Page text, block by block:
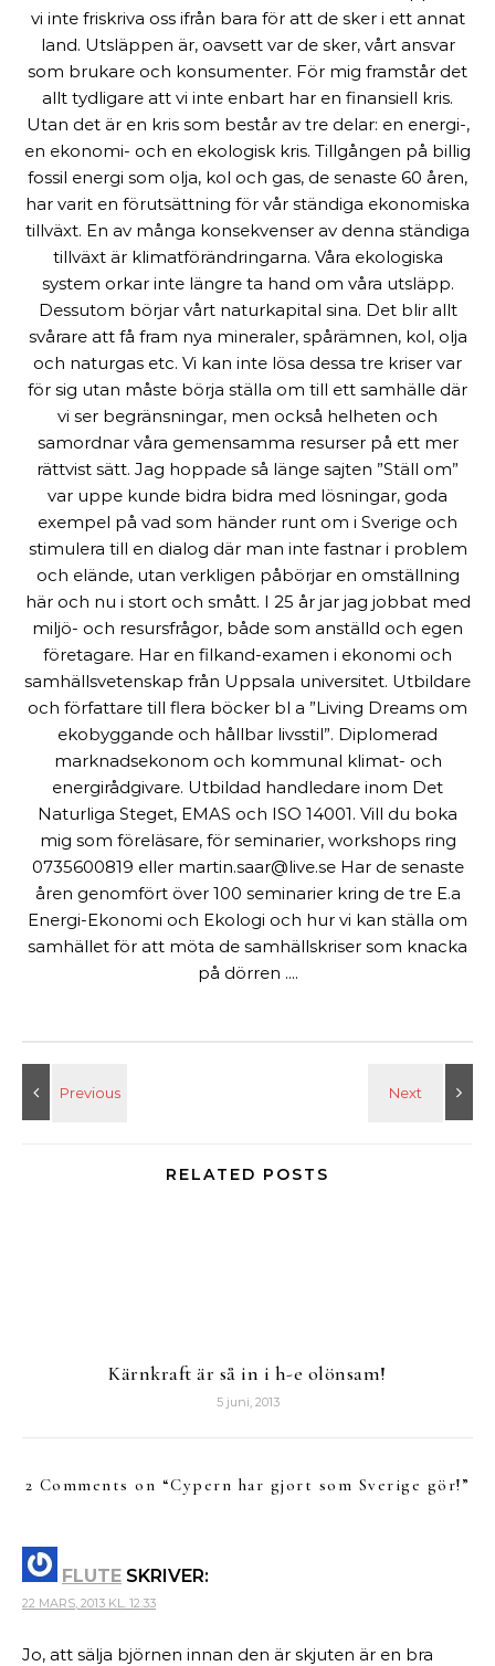
vi inte friskriva oss ifrån bara för att de sker i ett annat
land. Utsläppen är, oavsett var de sker, vårt ansvar
som brukare och konsumenter. För mig framstår det
allt tydligare att vi inte enbart har en finansiell kris.
Utan det är en kris som består av tre delar: en energi-,
en ekonomi- och en ekologisk kris. Tillgången på billig
fossil energi som olja, kol och gas, de senaste 60 åren,
har varit en förutsättning för vår ständiga ekonomiska
tillväxt. En av många konsekvenser av denna ständiga
tillväxt är klimatförändringarna. Våra ekologiska
system orkar inte längre ta hand om våra utsläpp.
Dessutom börjar vårt naturkapital sina. Det blir allt
svårare att få fram nya mineraler, spårämnen, kol, olja
och naturgas etc. Vi kan inte lösa dessa tre kriser var
för sig utan måste börja ställa om till ett samhälle där
vi ser begränsningar, men också helheten och
samordnar våra gemensamma resurser på ett mer
rättvist sätt. Jag hoppade så länge sajten ”Ställ om”
var uppe kunde bidra bidra med lösningar, goda
exempel på vad som händer runt om i Sverige och
stimulera till en dialog där man inte fastnar i problem
och elände, utan verkligen påbörjar en omställning
här och nu i stort och smått. I 25 år jar jag jobbat med
miljö- och resursfrågor, både som anställd och egen
företagare. Har en filkand-examen i ekonomi och
samhällsvetenskap från Uppsala universitet. Utbildare
och författare till flera böcker bl a ”Living Dreams om
ekobyggande och hållbar livsstil”. Diplomerad
marknadsekonom och kommunal klimat- och
energirådgivare. Utbildad handledare inom Det
Naturliga Steget, EMAS och ISO 14001. Vill du boka
mig som föreläsare, för seminarier, workshops ring
0735600819 eller martin.saar@live.se Har de senaste
åren genomfört över 100 seminarier kring de tre E.a
Energi-Ekonomi och Ekologi och hur vi kan ställa om
samhället för att möta de samhällskriser som knacka
på dörren ....
RELATED POSTS
Kärnkraft är så in i h-e olönsam!
5 juni, 2013
2 Comments on “Cypern har gjort som Sverige gör!”
FLUTE SKRIVER:
22 MARS, 2013 KL. 12:33
Jo, att sälja björnen innan den är skjuten är en bra